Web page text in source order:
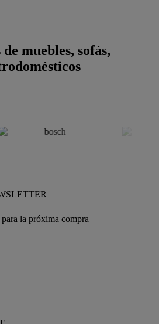
muebles, sofás,
la próxima compra